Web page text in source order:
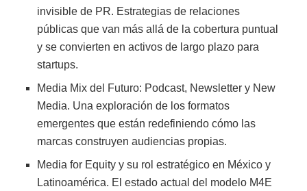
invisible de PR. Estrategias de relaciones
públicas que van más allá de la cobertura puntual
y se convierten en activos de largo plazo para
startups.
Media Mix del Futuro: Podcast, Newsletter y New
Media. Una exploración de los formatos
emergentes que están redefiniendo cómo las
marcas construyen audiencias propias.
Media for Equity y su rol estratégico en México y
Latinoamérica. El estado actual del modelo M4E